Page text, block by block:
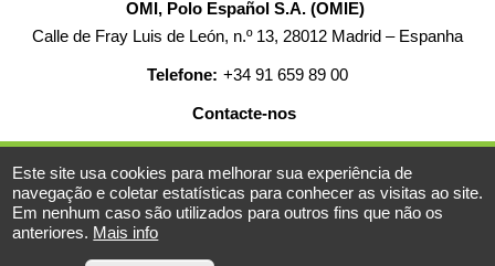
OMI, Polo Español S.A. (OMIE)
Calle de Fray Luis de León, n.º 13, 28012 Madrid – Espanha
Telefone: +34 91 659 89 00
Contacte-nos
© 2019-2026 - Todos os direitos reservados
AJUDA EMPREGO MAPA WEB AVISO LEGAL
Este site usa cookies para melhorar sua experiência de
navegação e coletar estatísticas para conhecer as visitas ao site.
Em nenhum caso são utilizados para outros fins que não os
anteriores. Mais info